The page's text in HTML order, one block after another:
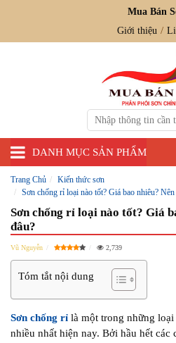
Mua Bán
Giới thiệu
DANH MỤC SẢN PHẨM
Trang Chủ
Kiến thức sơn
Sơn chống rỉ loại nào tốt? Giá bao nhiêu? Nên
Sơn chống rỉ loại nào tốt? Giá
đâu?
Vũ Nguyễn 2,739
Tóm tắt nội dung
Sơn chống rỉ là một trong những
nhiều nhất hiện nay. Bởi hầu hết các